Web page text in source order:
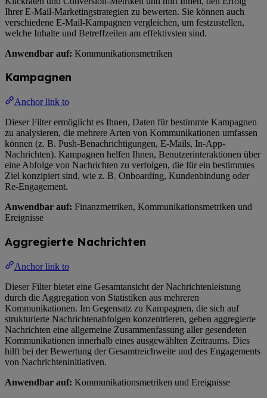
Ihrer E-Mail-Marketingstrategien zu bewerten. Sie können auch
verschiedene E-Mail-Kampagnen vergleichen, um festzustellen,
welche Inhalte und Betreffzeilen am effektivsten sind.
Anwendbar auf: Kommunikationsmetriken
Kampagnen
Anchor link to
Dieser Filter ermöglicht es Ihnen, Daten für bestimmte Kampagnen
zu analysieren, die mehrere Arten von Kommunikationen umfassen
können (z. B. Push-Benachrichtigungen, E-Mails, In-App-
Nachrichten). Kampagnen helfen Ihnen, Benutzerinteraktionen über
eine Abfolge von Nachrichten zu verfolgen, die für ein bestimmtes
Ziel konzipiert sind, wie z. B. Onboarding, Kundenbindung oder
Re-Engagement.
Anwendbar auf: Finanzmetriken, Kommunikationsmetriken und
Ereignisse
Aggregierte Nachrichten
Anchor link to
Dieser Filter bietet eine Gesamtansicht der Nachrichtenleistung
durch die Aggregation von Statistiken aus mehreren
Kommunikationen. Im Gegensatz zu Kampagnen, die sich auf
strukturierte Nachrichtenabfolgen konzentrieren, geben aggregierte
Nachrichten eine allgemeine Zusammenfassung aller gesendeten
Kommunikationen innerhalb eines ausgewählten Zeitraums. Dies
hilft bei der Bewertung der Gesamtreichweite und des Engagements
von Nachrichteninitiativen.
Anwendbar auf: Kommunikationsmetriken und Ereignisse